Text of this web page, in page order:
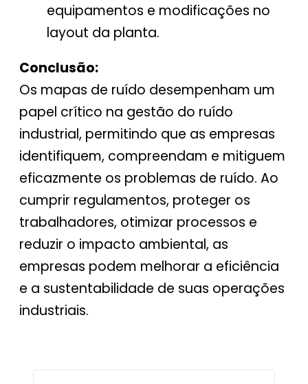
equipamentos e modificações no
layout da planta.
Conclusão:
Os mapas de ruído desempenham um
papel crítico na gestão do ruído
industrial, permitindo que as empresas
identifiquem, compreendam e mitiguem
eficazmente os problemas de ruído. Ao
cumprir regulamentos, proteger os
trabalhadores, otimizar processos e
reduzir o impacto ambiental, as
empresas podem melhorar a eficiência
e a sustentabilidade de suas operações
industriais.